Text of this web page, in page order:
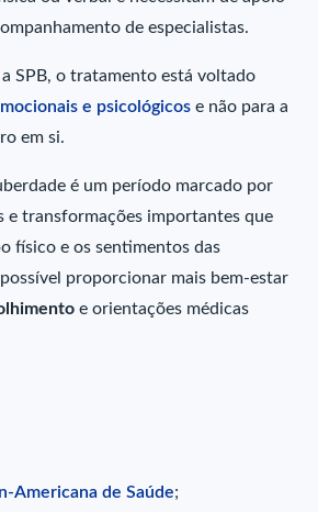
de especialistas.
SPB, o tratamento está voltado
e psicológicos e não para a
em si.
é um período marcado por
e transformações importantes que
físico e os sentimentos das
proporcionar mais bem-estar
e orientações médicas
Americana de Saúde;